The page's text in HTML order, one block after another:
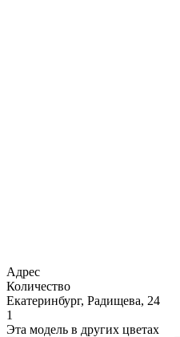
Адрес
Количество
Екатеринбург, Радищева, 24
1
Эта модель в других цветах